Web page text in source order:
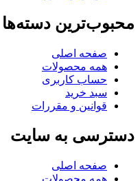
محبوب‌ترین دسته‌ها
صفحه اصلی
همه محصولات
حساب کاربری
سبد خرید
قوانین و مقررات
دسترسی به سایت
صفحه اصلی
همه محصولات